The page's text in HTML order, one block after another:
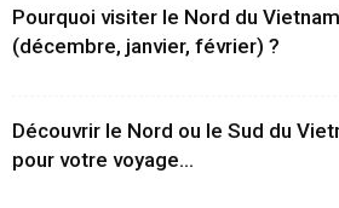
Pourquoi visiter le Nord du
(décembre, janvier, février) ?
Découvrir le Nord ou le Sud du
pour votre voyage...